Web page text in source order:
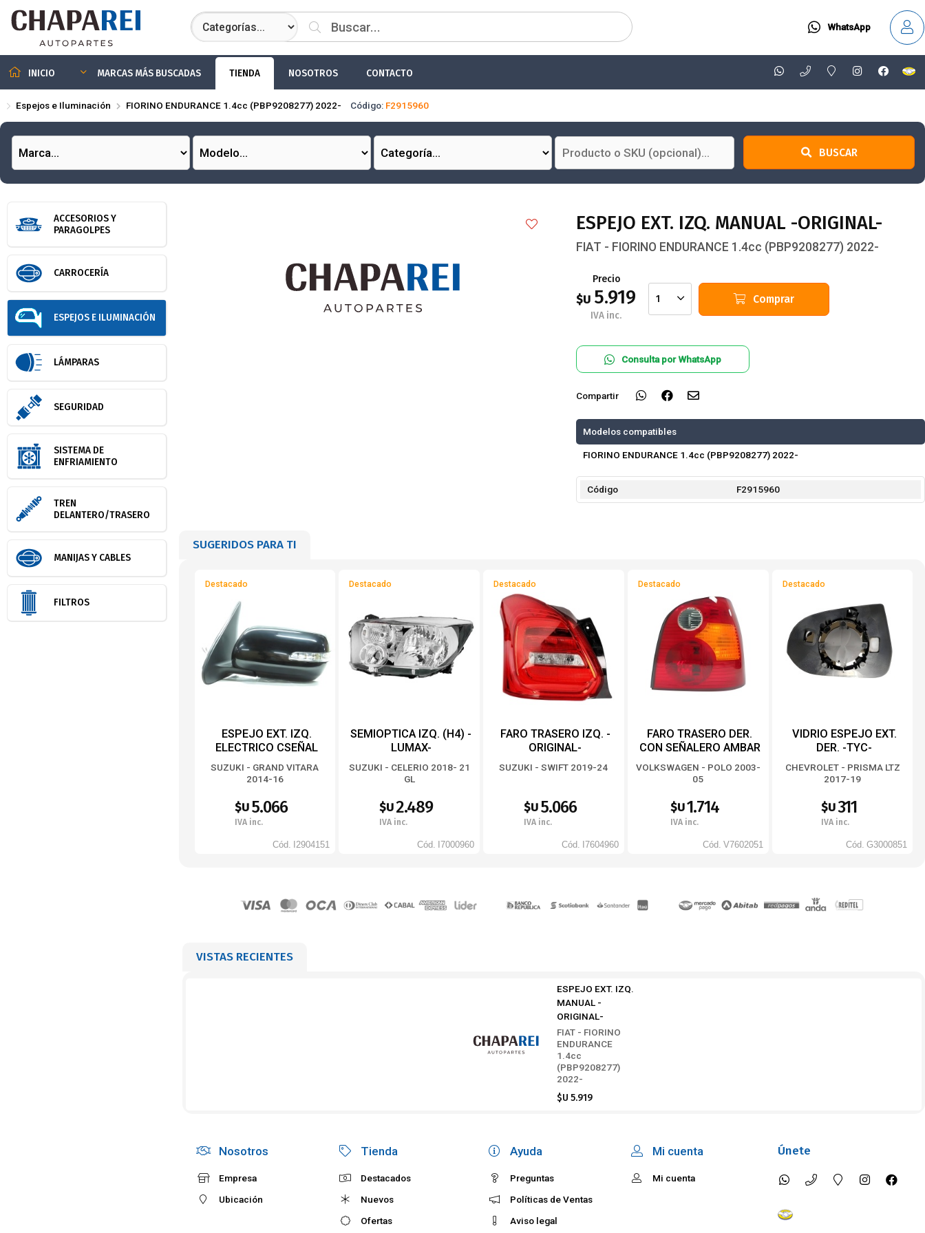
Compartir por email
WhatsApp
INICIO MARCAS MÁS BUSCADAS TIENDA NOSOTROS CONTACTO
Espejos e Iluminación FIORINO ENDURANCE 1.4cc (PBP9208277) 2022- Código: F2915960
BUSCAR
ACCESORIOS Y
PARAGOLPES
CARROCERÍA
ESPEJOS E ILUMINACIÓN
LÁMPARAS
SEGURIDAD
SISTEMA DE
ENFRIAMIENTO
TREN
DELANTERO/TRASERO
MANIJAS Y CABLES
FILTROS
ESPEJO EXT. IZQ. MANUAL -ORIGINAL-
FIAT - FIORINO ENDURANCE 1.4cc (PBP9208277) 2022-
Precio
$U 5.919
IVA inc.
1 Comprar
Consulta por WhatsApp
Compartir
Modelos compatibles
FIORINO ENDURANCE 1.4cc (PBP9208277) 2022-
Código F2915960
SUGERIDOS PARA TI
Destacado
ESPEJO EXT. IZQ.
ELECTRICO CSEÑAL
PPINTAR -TYC-
SUZUKI - GRAND VITARA
2014-16
$U5.066
IVA inc.
Cód. I2904151
Destacado
SEMIOPTICA IZQ. (H4) -
LUMAX-
SUZUKI - CELERIO 2018- 21
GL
$U2.489
IVA inc.
Cód. I7000960
Destacado
FARO TRASERO IZQ. -
ORIGINAL-
SUZUKI - SWIFT 2019-24
$U5.066
IVA inc.
Cód. I7604960
Destacado
FARO TRASERO DER.
CON SEÑALERO AMBAR
HATCH-BACK -TYC-
VOLKSWAGEN - POLO 2003-
05
$U1.714
IVA inc.
Cód. V7602051
Destacado
VIDRIO ESPEJO EXT.
DER. -TYC-
CHEVROLET - PRISMA LTZ
2017-19
$U311
IVA inc.
Cód. G3000851
VISTAS RECIENTES
ESPEJO EXT. IZQ.
MANUAL -
ORIGINAL-
FIAT - FIORINO
ENDURANCE
1.4cc
(PBP9208277)
2022-
$U 5.919
Nosotros
Empresa
Ubicación
Tienda
Destacados
Nuevos
Ofertas
Ayuda
Preguntas
Políticas de Ventas
Aviso legal
Mi cuenta
Mi cuenta
Únete